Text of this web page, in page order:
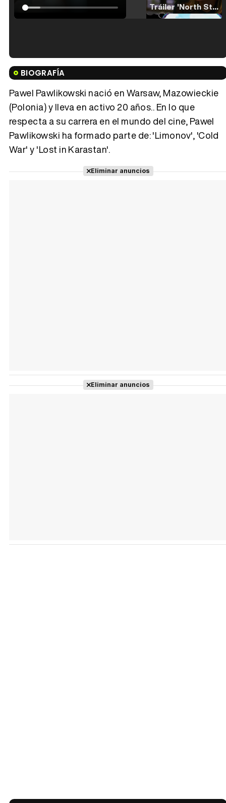
Tráiler 'North Star' (2023)
Tráiler en español de 'La isla olvidada'
Tráiler 'Vida perra' (2026)
BIOGRAFÍA
Pawel Pawlikowski nació en Warsaw, Mazowieckie
(Polonia) y lleva en activo 20 años.. En lo que
respecta a su carrera en el mundo del cine, Pawel
Pawlikowski ha formado parte de: 'Limonov', 'Cold
War' y 'Lost in Karastan'.
Eliminar anuncios
Eliminar anuncios